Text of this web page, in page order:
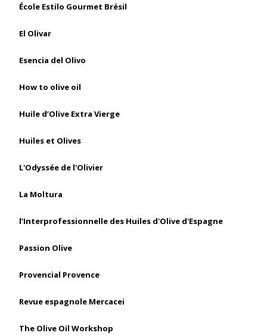
École Estilo Gourmet Brésil
El Olivar
Esencia del Olivo
How to olive oil
Huile d’Olive Extra Vierge
Huiles et Olives
L'Odyssée de l'Olivier
La Moltura
l’Interprofessionnelle des Huiles d'Olive d'Espagne
Passion Olive
Provencial Provence
Revue espagnole Mercacei
The Olive Oil Workshop